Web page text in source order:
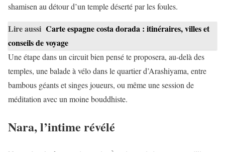
shamisen au détour d’un temple déserté par les foules.
Lire aussi Carte espagne costa dorada : itinéraires, villes et
conseils de voyage
Une étape dans un circuit bien pensé te proposera, au-delà des
temples, une balade à vélo dans le quartier d’Arashiyama, entre
bambous géants et singes joueurs, ou même une session de
méditation avec un moine bouddhiste.
Nara, l’intime révélé